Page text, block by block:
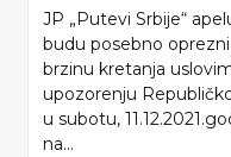
JP „Putevi Srbije“
budu posebno
brzinu kretanja
upozorenju
u subotu,
na...